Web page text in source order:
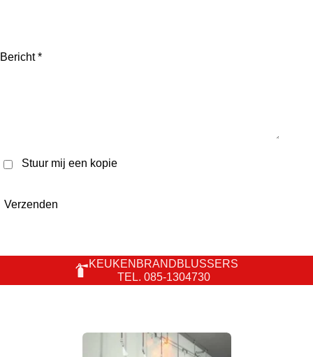
Bericht *
Stuur mij een kopie
Verzenden
KEUKENBRANDBLUSSERS
TEL. 085-1304730